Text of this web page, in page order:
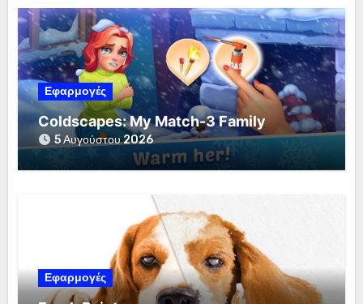
Εφαρμογές
Coldscapes: My Match-3 Family
5 Αυγούστου 2026
Εφαρμογές